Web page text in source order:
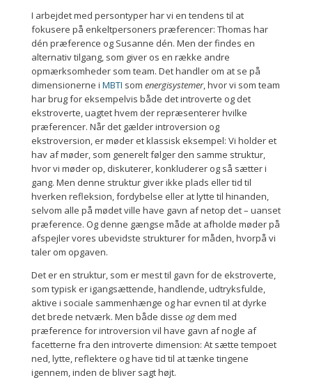
I arbejdet med persontyper har vi en tendens til at
fokusere på enkeltpersoners præferencer: Thomas har
dén præference og Susanne dén. Men der findes en
alternativ tilgang, som giver os en række andre
opmærksomheder som team. Det handler om at se på
dimensionerne i MBTI som energisystemer, hvor vi som team
har brug for eksempelvis både det introverte og det
ekstroverte, uagtet hvem der repræsenterer hvilke
præferencer. Når det gælder introversion og
ekstroversion, er møder et klassisk eksempel: Vi holder et
hav af møder, som generelt følger den samme struktur,
hvor vi møder op, diskuterer, konkluderer og så sætter i
gang. Men denne struktur giver ikke plads eller tid til
hverken refleksion, fordybelse eller at lytte til hinanden,
selvom alle på mødet ville have gavn af netop det – uanset
præference. Og denne gængse måde at afholde møder på
afspejler vores ubevidste strukturer for måden, hvorpå vi
taler om opgaven.
Det er en struktur, som er mest til gavn for de ekstroverte,
som typisk er igangsættende, handlende, udtryksfulde,
aktive i sociale sammenhænge og har evnen til at dyrke
det brede netværk. Men både disse ogdem med
præference for introversion vil have gavn af nogle af
facetterne fra den introverte dimension: At sætte tempoet
ned, lytte, reflektere og have tid til at tænke tingene
igennem, inden de bliver sagt højt.